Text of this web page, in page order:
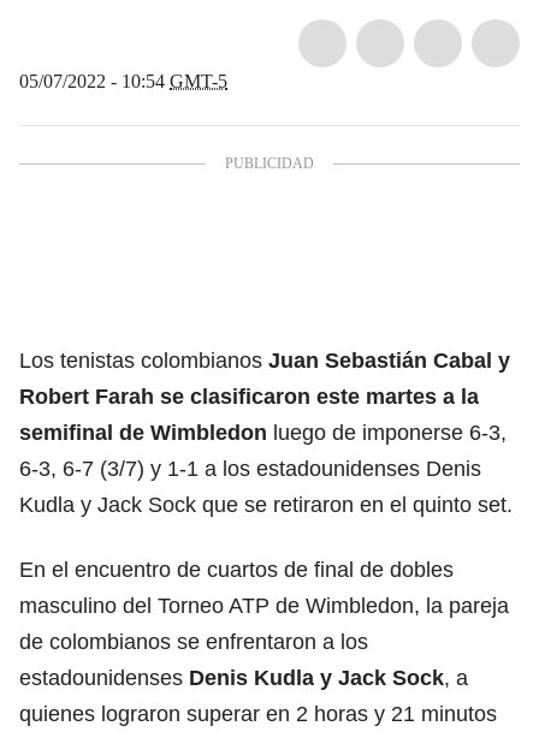
05/07/2022 - 10:54 GMT-5
Los tenistas colombianos Juan Sebastián Cabal y
Robert Farah se clasificaron este martes a la
semifinal de Wimbledon luego de imponerse 6-3,
6-3, 6-7 (3/7) y 1-1 a los estadounidenses Denis
Kudla y Jack Sock que se retiraron en el quinto set.
En el encuentro de cuartos de final de dobles
masculino del Torneo ATP de Wimbledon, la pareja
de colombianos se enfrentaron a los
estadounidenses Denis Kudla y Jack Sock, a
quienes lograron superar en 2 horas y 21 minutos